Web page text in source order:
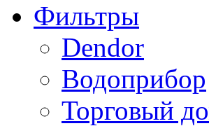
Фильтры
Dendor
Водоприбор
Торговый